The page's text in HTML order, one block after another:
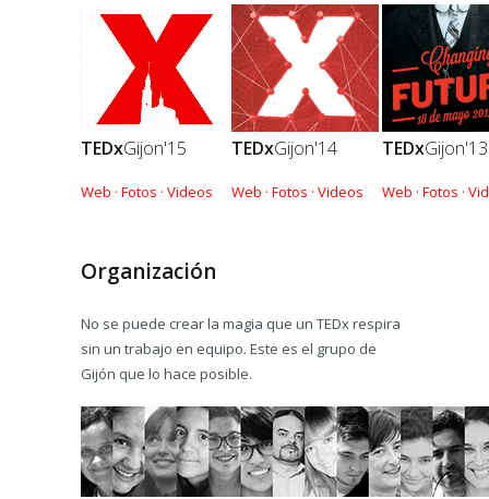
TEDxGijon'15
Web · Fotos · Videos
TEDxGijon'14
Web · Fotos · Videos
TEDxGijon'13
Web · Fotos ·
Organización
No se puede crear la magia que un TEDx respira
sin un trabajo en equipo. Este es el grupo de
Gijón que lo hace posible.